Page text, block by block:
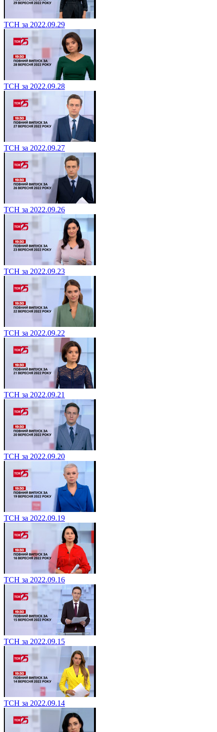
ТСН за 2022.09.29
ТСН за 2022.09.28
ТСН за 2022.09.27
ТСН за 2022.09.26
ТСН за 2022.09.23
ТСН за 2022.09.22
ТСН за 2022.09.21
ТСН за 2022.09.20
ТСН за 2022.09.19
ТСН за 2022.09.16
ТСН за 2022.09.15
ТСН за 2022.09.14